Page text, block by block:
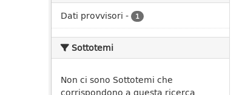
Dati provvisori - 1
Sottotemi
Non ci sono Sottotemi che
corrispondono a questa ricerca